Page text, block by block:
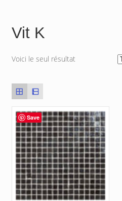
Vit K
Voici le seul résultat
Save